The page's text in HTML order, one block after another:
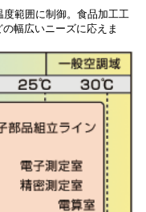
範囲に制御。食品加工工
幅広いニーズに応えま